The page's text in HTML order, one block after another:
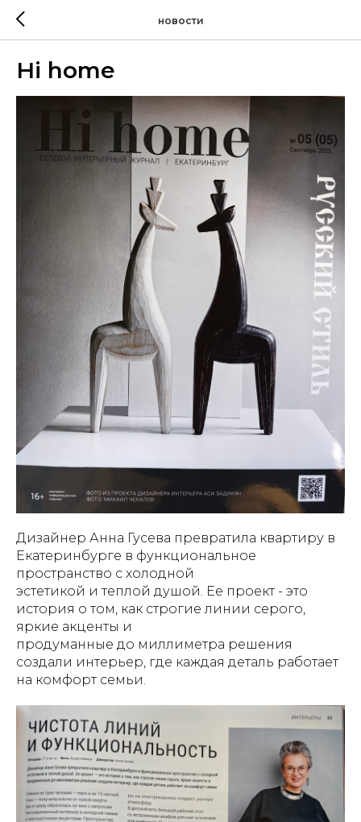
новости
Hi home
Дизайнер Анна Гусева превратила квартиру в
Екатеринбурге в функциональное
пространство с холодной
эстетикой и теплой душой. Ее проект - это
история о том, как строгие линии серого,
яркие акценты и
продуманные до миллиметра решения
создали интерьер, где каждая деталь работает
на комфорт семьи.